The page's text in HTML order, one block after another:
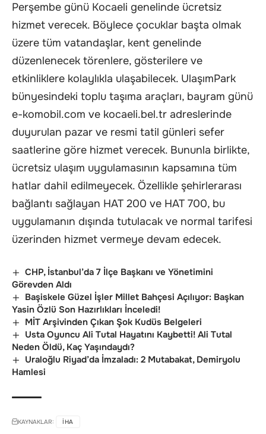
Perşembe günü Kocaeli genelinde ücretsiz
hizmet verecek. Böylece çocuklar başta olmak
üzere tüm vatandaşlar, kent genelinde
düzenlenecek törenlere, gösterilere ve
etkinliklere kolaylıkla ulaşabilecek. UlaşımPark
bünyesindeki toplu taşıma araçları, bayram günü
e-komobil.com ve kocaeli.bel.tr adreslerinde
duyurulan pazar ve resmi tatil günleri sefer
saatlerine göre hizmet verecek. Bununla birlikte,
ücretsiz ulaşım uygulamasının kapsamına tüm
hatlar dahil edilmeyecek. Özellikle şehirlerarası
bağlantı sağlayan HAT 200 ve HAT 700, bu
uygulamanın dışında tutulacak ve normal tarifesi
üzerinden hizmet vermeye devam edecek.
CHP, İstanbul’da 7 İlçe Başkanı ve Yönetimini
Görevden Aldı
Başiskele Güzel İşler Millet Bahçesi Açılıyor: Başkan
Yasin Özlü Son Hazırlıkları İnceledi!
MİT Arşivinden Çıkan Şok Kudüs Belgeleri
Usta Oyuncu Ali Tutal Hayatını Kaybetti! Ali Tutal
Neden Öldü, Kaç Yaşındaydı?
Uraloğlu Riyad’da İmzaladı: 2 Mutabakat, Demiryolu
Hamlesi
KAYNAKLAR: IHA